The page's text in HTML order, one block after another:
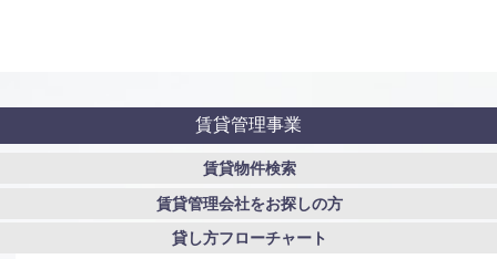
賃貸管理事業
賃貸物件検索
賃貸管理会社をお探しの方
貸し方フローチャート